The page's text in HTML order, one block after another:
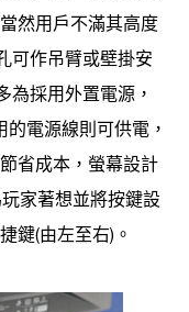
然用戶不滿其高度
可作吊臂或壁掛安
為採用外置電源，
電源線則可供電，
省成本，螢幕設計
家著想並將按鍵設
鍵(由左至右)。